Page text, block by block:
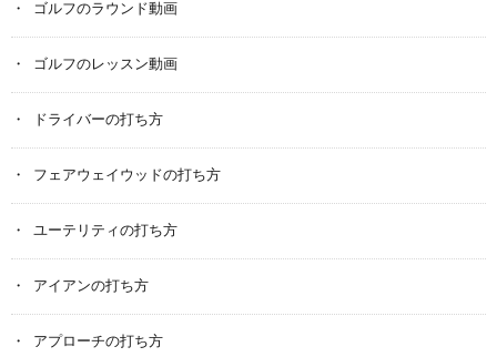
ゴルフのラウンド動画
ゴルフのレッスン動画
ドライバーの打ち方
フェアウェイウッドの打ち方
ユーテリティの打ち方
アイアンの打ち方
アプローチの打ち方